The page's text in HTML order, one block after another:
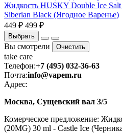
Жидкость HUSKY Double Ice
Siberian Black (Ягодное Варенье)
449 ₽ 499 ₽
Выбрать
Вы смотрели Очистить
take care
Телефон:+7 (495) 032-36-63
Почта:info@vapem.ru
Адрес:
Москва, Сущевский вал 3/5
Комерческое предложение:
(20MG) 30 ml - Castle Ice